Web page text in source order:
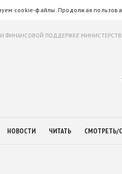
cookie-файлы. Продолжая
ФИНАНСОВОЙ ПОДДЕРЖКЕ
НОВОСТИ ЧИТАТЬ СМОТРЕТЬ/